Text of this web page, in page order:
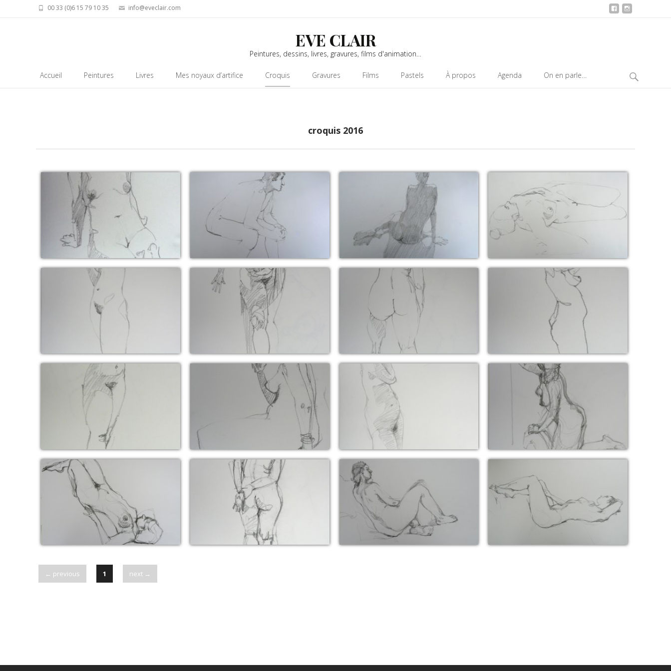
00 33 (0)6 15 79 10 35 info@eveclair.com
EVE CLAIR
Peintures, dessins, livres, gravures, films d'animation…
Accueil Peintures Livres Mes noyaux d’artifice Croquis Gravures Films Pastels À propos Agenda On en parle…
Search
croquis 2016
8 novembre 2016 (pose 8 min) 8 novembre 2016 (pose 8 min) 8 novembre 2016 (pose 8 min) 11 octobre 2016 (pose 8 min)
25 juin 2016 (pose 5 min) 25 juin 2016 (pose 3 min) 25 juin 2016 (pose 3 min) 25 juin 2016 (pose 2 min)
25 juin 2016 (pose 3 min) 25 juin 2016 (pose 7 min) 11 juin 2016 (pose 15 min) 28 mai 2016 ( pose 5 min)
28 mai 2016
← previous 1 next →